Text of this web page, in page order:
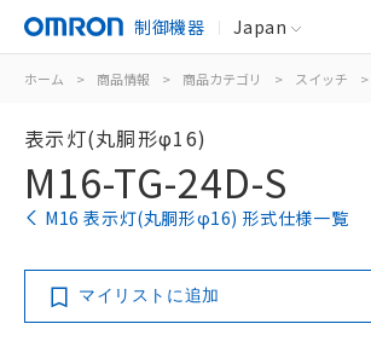
制御機器 Japan
ホーム > 商品情報 > 商品カテゴリ > スイッチ >
表示灯(丸胴形φ16)
M16-TG-24D-S
M16 表示灯(丸胴形φ16) 形式仕様一覧
マイリストに追加